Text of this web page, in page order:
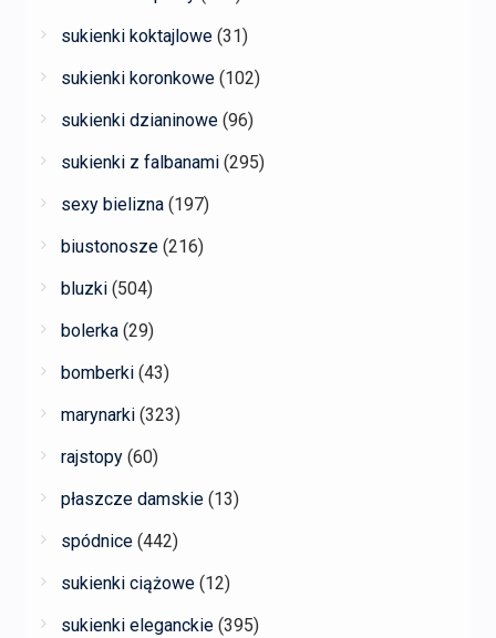
sukienki koktajlowe (31)
sukienki koronkowe (102)
sukienki dzianinowe (96)
sukienki z falbanami (295)
sexy bielizna (197)
biustonosze (216)
bluzki (504)
bolerka (29)
bomberki (43)
marynarki (323)
rajstopy (60)
płaszcze damskie (13)
spódnice (442)
sukienki ciążowe (12)
sukienki eleganckie (395)